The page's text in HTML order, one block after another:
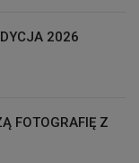
2026
FOTOGRAFIĘ Z